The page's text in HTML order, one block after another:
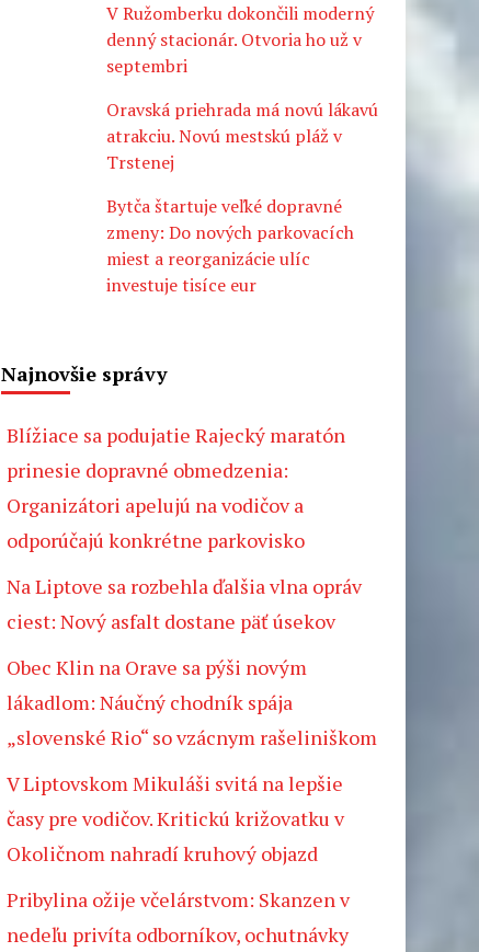
V Ružomberku dokončili moderný
denný stacionár. Otvoria ho už v
septembri
Oravská priehrada má novú lákavú
atrakciu. Novú mestskú pláž v
Trstenej
Bytča štartuje veľké dopravné
zmeny: Do nových parkovacích
miest a reorganizácie ulíc
investuje tisíce eur
Najnovšie správy
Blížiace sa podujatie Rajecký maratón
prinesie dopravné obmedzenia:
Organizátori apelujú na vodičov a
odporúčajú konkrétne parkovisko
Na Liptove sa rozbehla ďalšia vlna opráv
ciest: Nový asfalt dostane päť úsekov
Obec Klin na Orave sa pýši novým
lákadlom: Náučný chodník spája
„slovenské Rio“ so vzácnym rašeliniškom
V Liptovskom Mikuláši svitá na lepšie
časy pre vodičov. Kritickú križovatku v
Okoličnom nahradí kruhový objazd
Pribylina ožije včelárstvom: Skanzen v
nedeľu privíta odborníkov, ochutnávky